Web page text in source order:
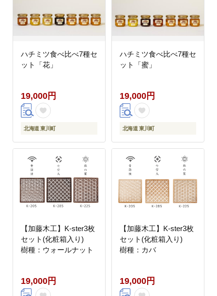
ハチミツ食べ比べ7種セ
ット「花」
19,000円
北海道 東川町
ハチミツ食べ比べ7種セ
ット「蜜」
19,000円
北海道 東川町
【加藤木工】K-ster3枚
セット(化粧箱入り)
樹種：ウォールナット
19,000円
【加藤木工】K-ster3枚
セット(化粧箱入り)
樹種：カバ
19,000円